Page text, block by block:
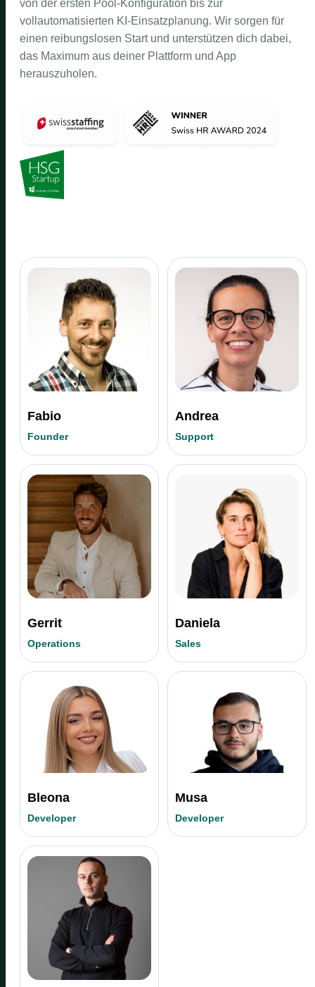
von der ersten Pool-Konfiguration bis zur
vollautomatisierten KI-Einsatzplanung. Wir sorgen für
einen reibungslosen Start und unterstützen dich dabei,
das Maximum aus deiner Plattform und App
herauszuholen.
Fabio
Founder
Andrea
Support
Gerrit
Operations
Daniela
Sales
Bleona
Developer
Musa
Developer